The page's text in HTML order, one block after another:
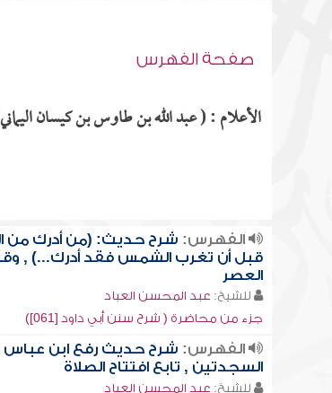
صفحة الفهرس
الأعلام : ( عبد الله بن طاوس بن كيسان
الفهرس: شرح حديث: (من أدرك من
قبل أن تغرب الشمس فقد أدرك...) ,
العصر
للشيخ: عبد المحسن العباد
جزء من محاضرة ( شرح سنن أبي داود [061])
الفهرس: شرح حديث رفع ابن عباس
السجدتين , تابع افتتاح الصلاة
للشيخ: عبد المحسن العباد